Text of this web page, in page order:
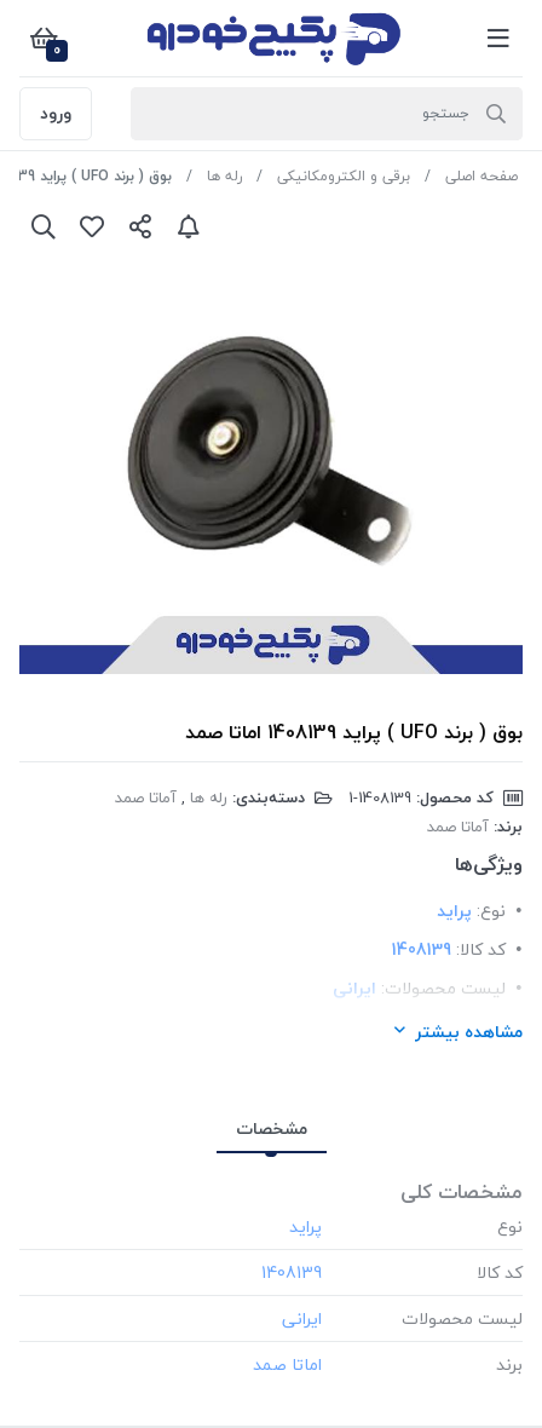
0
ورود
صفحه اصلی برقی و الکترومکانیکی رله ها بوق ( برند UFO ) پراید 1408139 اماتا صمد
بوق ( برند UFO ) پراید 1408139 اماتا صمد
کد محصول: دسته‌بندی: رله ها ,آماتا صمد
برند: آماتا صمد
ویژگی‌ها
نوع: پراید
کد کالا: 1408139
لیست محصولات: ایرانی
برند:اماتا صمد
مشاهده بیشتر
مشخصات
مشخصات کلی
نوع
کد کالا
‎1408139
لیست محصولات
برند